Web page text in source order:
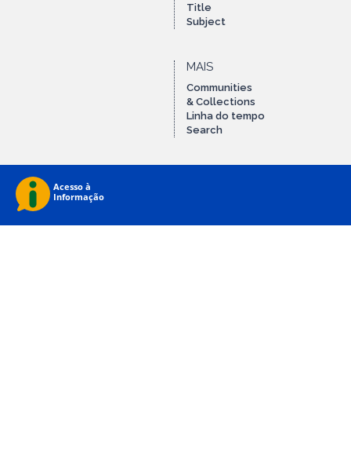
Title
Subject
MAIS
Communities
& Collections
Linha do tempo
Search